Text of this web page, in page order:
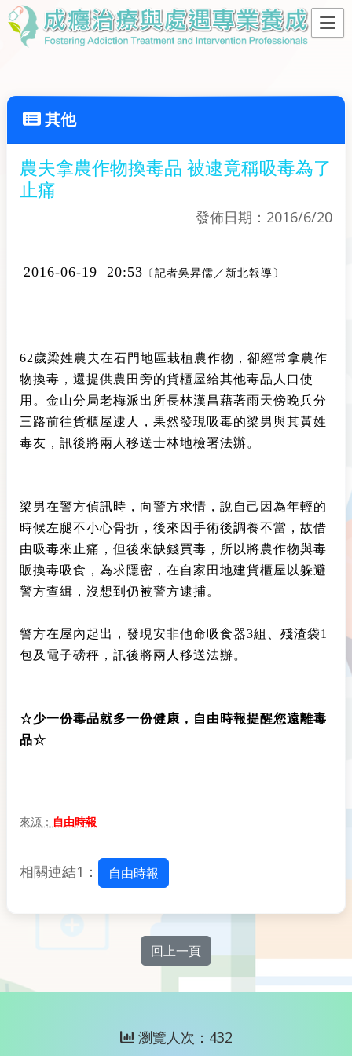
其他
農夫拿農作物換毒品 被逮竟稱吸毒為了
止痛
發佈日期：2016/6/20
2016-06-19 20:53 〔記者吳昇儒／新北報導〕
62歲梁姓農夫在石門地區栽植農作物，卻經常拿農作
物換毒，還提供農田旁的貨櫃屋給其他毒品人口使
用。金山分局老梅派出所長林漢昌藉著雨天傍晚兵分
三路前往貨櫃屋逮人，果然發現吸毒的梁男與其黃姓
毒友，訊後將兩人移送士林地檢署法辦。
梁男在警方偵訊時，向警方求情，說自己因為年輕的
時候左腿不小心骨折，後來因手術後調養不當，故借
由吸毒來止痛，但後來缺錢買毒，所以將農作物與毒
販換毒吸食，為求隱密，在自家田地建貨櫃屋以躲避
警方查緝，沒想到仍被警方逮捕。
警方在屋內起出，發現安非他命吸食器3組、殘渣袋1
包及電子磅秤，訊後將兩人移送法辦。
☆少一份毒品就多一份健康，自由時報提醒您遠離毒
品☆
來源： 自由時報
相關連結1： 自由時報
回上一頁
瀏覽人次：432